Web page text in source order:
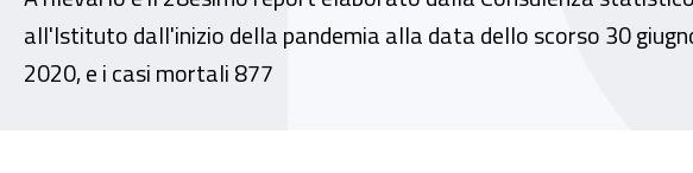
all'Istituto dall'inizio della pandemia alla data dello scorso 30
2020, e i casi mortali 877